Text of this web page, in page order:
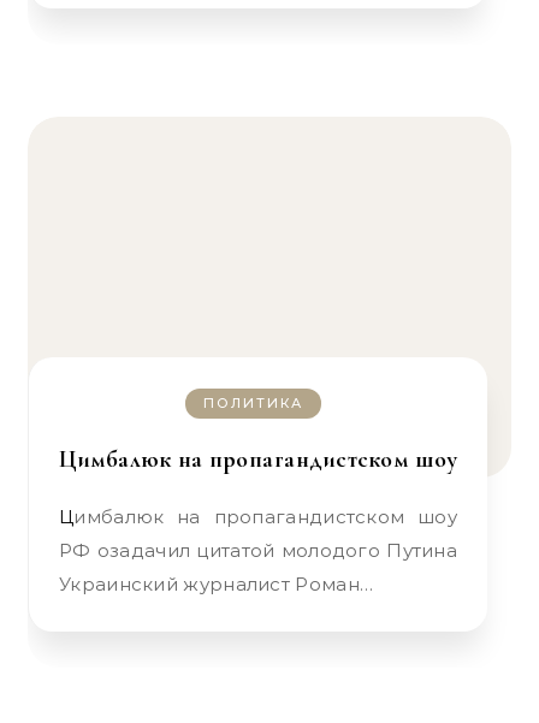
ПОЛИТИКА
Цимбалюк на пропагандистском шоу
Цимбалюк на пропагандистском шоу
РФ озадачил цитатой молодого Путина
Украинский журналист Роман…